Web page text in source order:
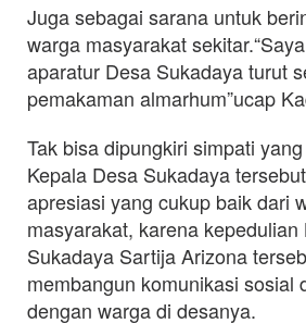
Juga sebagai sarana untuk
warga masyarakat
aparatur Desa Sukadaya turut
pemakaman almarhum”ucap
Tak bisa dipungkiri simpati
Kepala Desa Sukadaya
apresiasi yang cukup baik dari
masyarakat, karena kepedulian
Sukadaya Sartija Arizona
membangun komunikasi sosial
dengan warga di desanya.